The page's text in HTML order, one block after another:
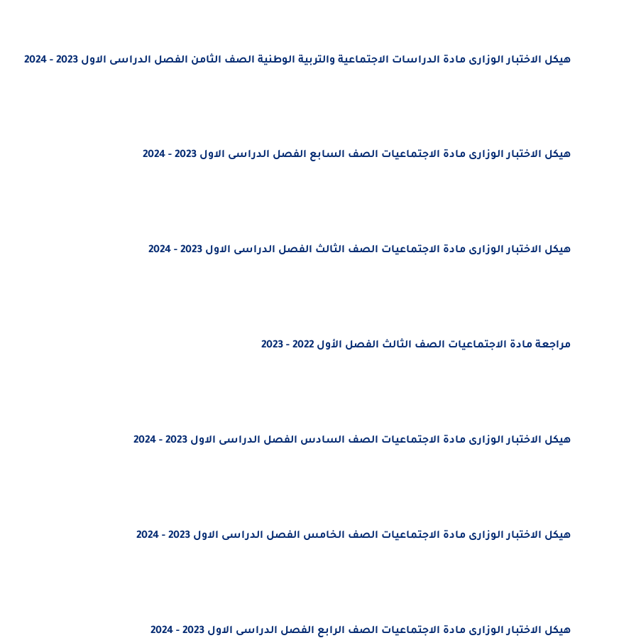
هيكل الاختبار الوزارى مادة الدراسات الاجتماعية والتربية الوطنية الصف الثامن الفصل الدراسى الاول 2023 - 2024
هيكل الاختبار الوزارى مادة الاجتماعيات الصف السابع الفصل الدراسى الاول 2023 - 2024
هيكل الاختبار الوزارى مادة الاجتماعيات الصف الثالث الفصل الدراسى الاول 2023 - 2024
مراجعة مادة الاجتماعيات الصف الثالث الفصل الأول 2022 - 2023
هيكل الاختبار الوزارى مادة الاجتماعيات الصف السادس الفصل الدراسى الاول 2023 - 2024
هيكل الاختبار الوزارى مادة الاجتماعيات الصف الخامس الفصل الدراسى الاول 2023 - 2024
هيكل الاختبار الوزارى مادة الاجتماعيات الصف الرابع الفصل الدراسى الاول 2023 - 2024